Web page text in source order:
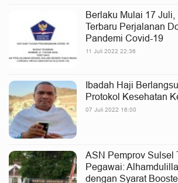
Berlaku Mulai 17
Terbaru Perjalanan
Pandemi Covid-19
11 Juli 2022 22:36
Ibadah Haji
Protokol Kesehatan
07 Juli 2022 16:00
ASN Pemprov Sulsel
Pegawai:
dengan Syarat